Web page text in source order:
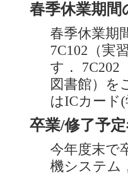
春季休業期間
春季休業期
7C102（実
す． 7C202
図書館）を
はICカード
卒業/修了予
今年度末で
機システム